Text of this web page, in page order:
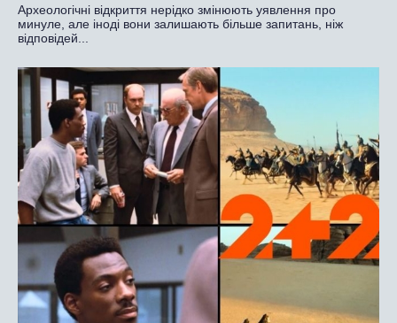
Археологічні відкриття нерідко змінюють уявлення про
минуле, але іноді вони залишають більше запитань, ніж
відповідей...